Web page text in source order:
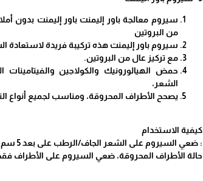
سيروم معالجة باور إليمنت باور إليمنت بدون
من البروتين
سيروم باور إليمنت هذه تركيبة فريدة لاستعادة
مع تركيز عال من البروتين.
حمض الهيالورونيك والكولاجين والفيتامينات
الشعر،
يصحح الأطراف المحروقة، ومناسب لجميع أنواع
كيفية الاستخدام
: ضعي السيروم على الشعر الجاف/الرطب على بعد 5 سم من الجذور إلى الأطراف.في
حالة الأطراف المحروقة، ضعي السيروم على الأطراف